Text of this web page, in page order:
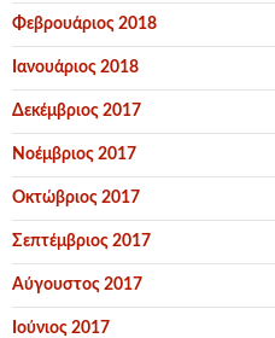
Φεβρουάριος 2018
Ιανουάριος 2018
Δεκέμβριος 2017
Νοέμβριος 2017
Οκτώβριος 2017
Σεπτέμβριος 2017
Αύγουστος 2017
Ιούνιος 2017